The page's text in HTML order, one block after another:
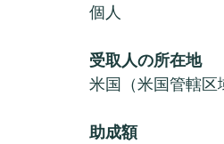
個人
受取人の所在地
米国（米国管轄区
助成額